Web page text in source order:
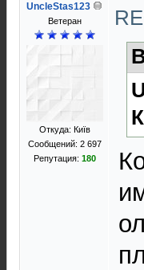
UncleStas123
Ветеран
Откуда: Київ
Сообщений: 2 697
Репутация: 180